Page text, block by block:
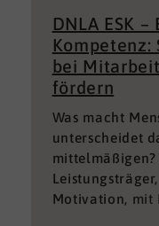
DNLA ESK
Kompetenz:
bei
fördern
Was macht
unterscheidet
Motivation, mit